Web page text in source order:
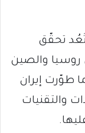
تحقّق
روسيا والصين
طوّرت إيران
والتقنيات